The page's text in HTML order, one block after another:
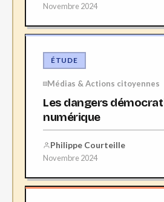
Novembre 2024
ÉTUDE
Médias & Actions citoyennes
Les dangers
numérique
Philippe Courteille
Novembre 2024